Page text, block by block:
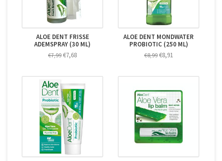
ALOE DENT FRISSE
ADEMSPRAY (30 ML)
€7,99 €7,68
ALOE DENT MONDWATER
PROBIOTIC (250 ML)
€8,99 €8,91